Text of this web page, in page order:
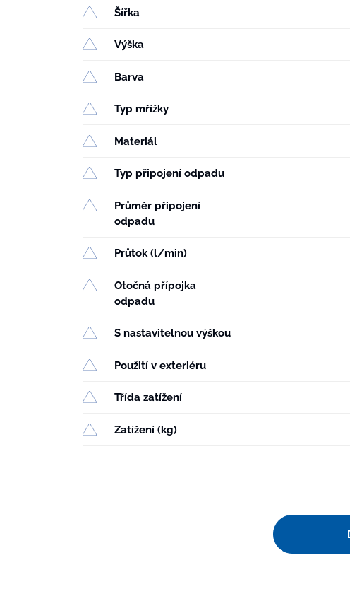
Šířka
Výška
Barva
Typ mřížky
Materiál
Typ připojení odpadu
Průměr připojení
odpadu
Průtok (l/min)
Otočná přípojka
odpadu
S nastavitelnou výškou
Použití v exteriéru
Třída zatížení
Zatížení (kg)